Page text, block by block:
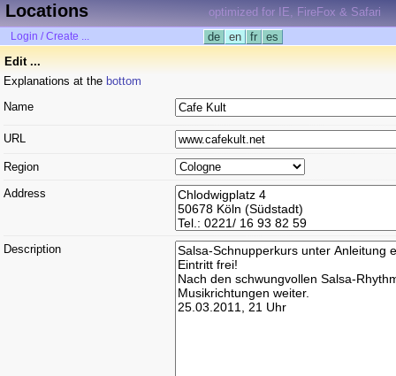
Locations optimized for IE, FireFox & Safari
Login / Create ... de en fr
es
Edit ...
Explanations at the bottom
Name
URL
Region
Address
Description